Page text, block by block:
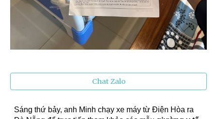
Chat Zalo
Sáng thứ bảy, anh Minh chạy xe máy từ Điện Hòa ra